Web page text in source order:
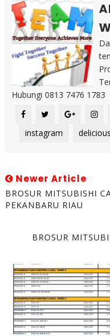
Hubungi 0813 7476 1783
instagram
delicious
Newer Article
BROSUR MITSUBISHI
PEKANBARU RIAU
BROSUR